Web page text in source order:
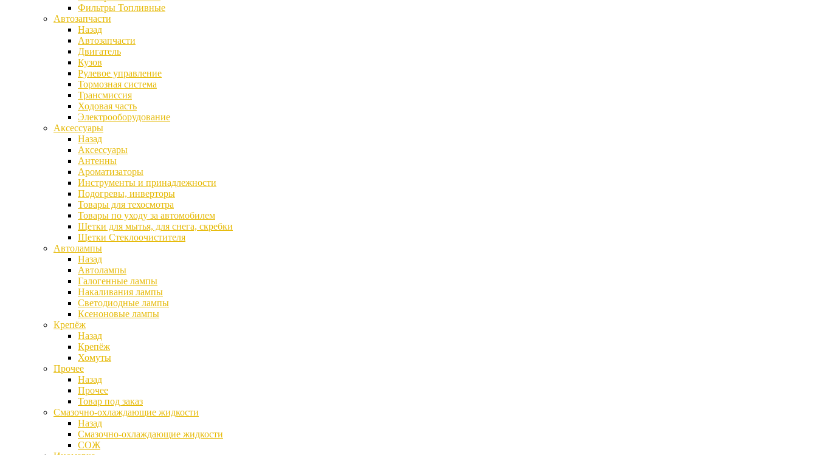
Фильтры Топливные
Автозапчасти
Назад
Автозапчасти
Двигатель
Кузов
Рулевое управление
Тормозная система
Трансмиссия
Ходовая часть
Электрооборудование
Аксессуары
Назад
Аксессуары
Антенны
Ароматизаторы
Инструменты и принадлежности
Подогревы, инверторы
Товары для техосмотра
Товары по уходу за автомобилем
Щетки для мытья, для снега, скребки
Щетки Стеклоочистителя
Автолампы
Назад
Автолампы
Галогенные лампы
Накаливания лампы
Светодиодные лампы
Ксеноновые лампы
Крепёж
Назад
Крепёж
Хомуты
Прочее
Назад
Прочее
Товар под заказ
Смазочно-охлаждающие жидкости
Назад
Смазочно-охлаждающие жидкости
СОЖ